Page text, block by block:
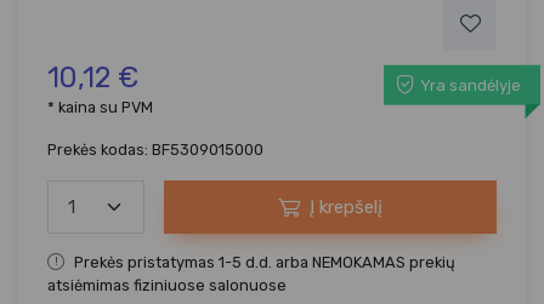
10,12 €
Yra sandėlyje
* kaina su PVM
Prekės kodas: BF5309015000
Į krepšelį
Prekės pristatymas 1-5 d.d. arba NEMOKAMAS prekių
atsiėmimas fiziniuose salonuose